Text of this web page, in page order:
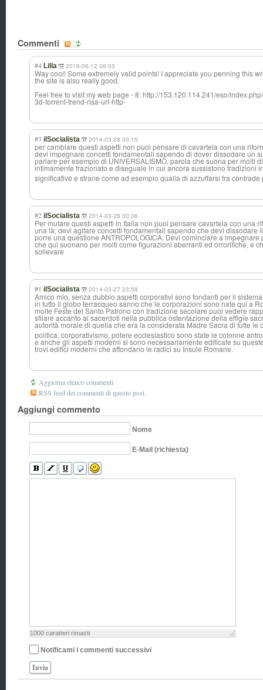
Commenti
#4 Lilla 2019-06-12 06:03
Way cool! Some extremely valid points! I appreciate you penning this
the site is also really good.
Feel free to visit my web page - 8: http://153.120.114.241/eso/
3d-torrent-trend-risa-url-http-
#3 ilSocialista 2014-03-28 00:15
per cambiare questi aspetti non puoi pensare di cavartela con una
devi impegnare concetti fondamentali sapendo di dover dissodare un
parlare per esempio di UNIVERSALISMO, parola che suona per molti
intimamente frazionato e diseguale in cui ancora sussistono tradizioni
significative e strane come ad esempio qualla di azzuffarsi fra contrade
#2 ilSocialista 2014-03-28 00:06
Per mutare questi aspetti in Italia non puoi pensare cavartela con una
una là; devi agitare concetti fondamentali sapendo che devi dissodare
porre una questione ANTROPOLOGICA. Devi cominciare a
che qui suonano per molti come figurazioni aberranti ed orrorifiche, e
sollevare
#1 ilSocialista 2014-03-27 23:58
Amico mio, senza dubbio aspetti corporativi sono fondanti per il
in tutto il globo terracqueo sanno che le corporazioni sono nate qui a
molte Feste del Santo Patrono con tradizione secolare puoi vedere
sfilare accanto ai sacerdoti nella pubblica ostentazione della effigie
autorità morale di quella che era la considerata Madre Sacra di tutte le
politica, corporativismo, potere ecclesiastico sono state le colonne
e anche gli aspetti moderni si sono necessariamente edificafe su
trovi edifici moderni che affondano le radici su Insule Romane.
Aggiorna elenco commenti
RSS feed dei commenti di questo post.
Aggiungi commento
Nome
E-Mail (richiesta)
1000 caratteri rimasti
Notificami i commenti successivi
Invia